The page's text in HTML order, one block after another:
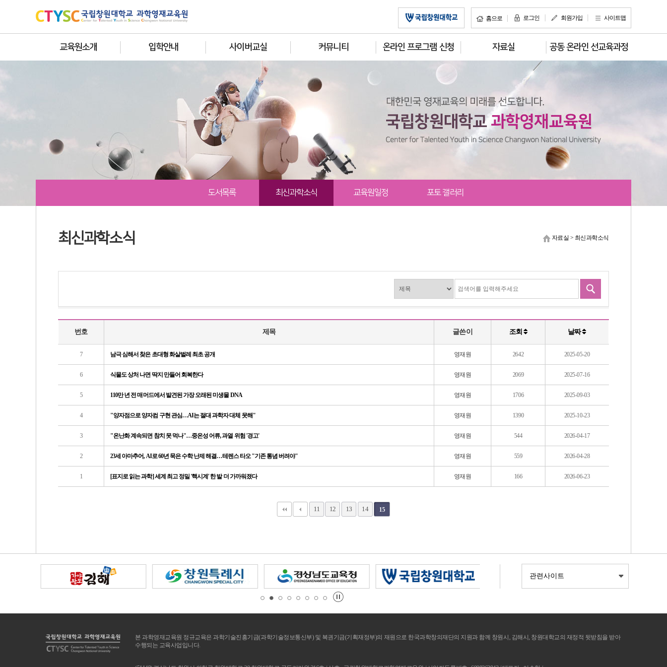
홈으로 로그인 회원가입 사이트맵
교육원소개 입학안내 사이버교실 커뮤니티 온라인 프로그램 신청 자료실 공동 온라인 선교육과정
도서목록 최신과학소식 교육원일정 포토 갤러리
최신과학소식 자료실 > 최신과학소식
번호 제목 글쓴이 조회 날짜
7 남극 심해서 찾은 초대형 화살벌레 최초 공개 영재원 2642 2025-05-20
6 식물도 상처 나면 딱지 만들어 회복한다 영재원 2069 2025-07-16
5 110만 년 전 매머드에서 발견된 가장 오래된 미생물 DNA 영재원 1706 2025-09-03
4 "양자점으로 양자컴 구현 관심…AI는 절대 과학자 대체 못해" 영재원 1390 2025-10-23
3 "온난화 계속되면 참치 못 먹나"…중온성 어류, 과열 위험 '경고' 영재원 544 2026-04-17
2 23세 아마추어, AI로 60년 묵은 수학 난제 해결…테렌스 타오 "기존 통념 버려야" 영재원 559 2026-04-28
1 [표지로 읽는 과학] 세계 최고 정밀 '핵시계' 한 발 더 가까워졌다 영재원 166 2026-06-23
11 12 13 14 15
본 과학영재교육원 정규교육은 과학기술진흥기금(과학기술정보통신부) 및 복권기금(기획재정부)의 재원으로 한국과학창의재단의 지원과 함께 창원시, 김해시, 창원대학교의 재정적 뒷받침을 받아
수행되는 교육사업입니다.